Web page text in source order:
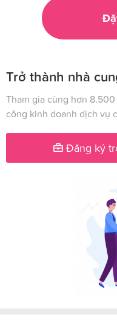
Trở thành nhà
Tham gia cùng hơn
công kinh doanh dịch vụ
Đăng ký